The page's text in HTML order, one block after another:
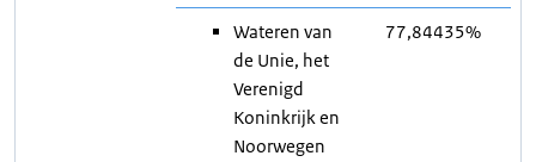
Wateren van
de Unie, het
Verenigd
Koninkrijk en
Noorwegen
77,84435%